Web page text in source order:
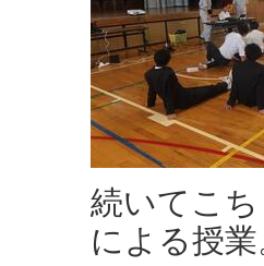
続いてこ
による授